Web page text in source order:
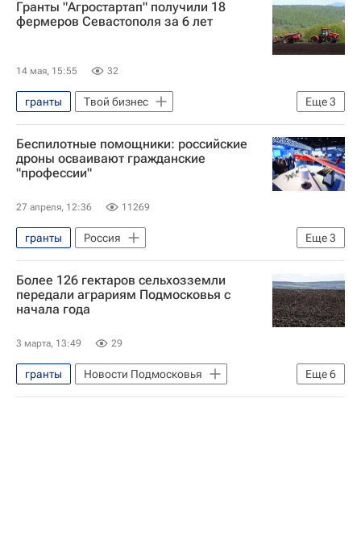
Гранты "Агростартап" получили 18
фермеров Севастополя за 6 лет
14 мая, 15:55 32
Еще3
гранты
Твой бизнес
Твой бизнес – новости
Севастополь
Поддержка бизнеса
Беспилотные помощники: российские
дроны осваивают гражданские
"профессии"
27 апреля, 12:36 11269
Еще3
гранты
Россия
Беспилотные авиационные системы (БАС)
Республика Татарстан (Татарстан)
Твой бизнес
Более 126 гектаров сельхозземли
передали аграриям Подмосковья с
начала года
3 марта, 13:49 29
Еще6
гранты
Новости Подмосковья
Московская область (Подмосковье)